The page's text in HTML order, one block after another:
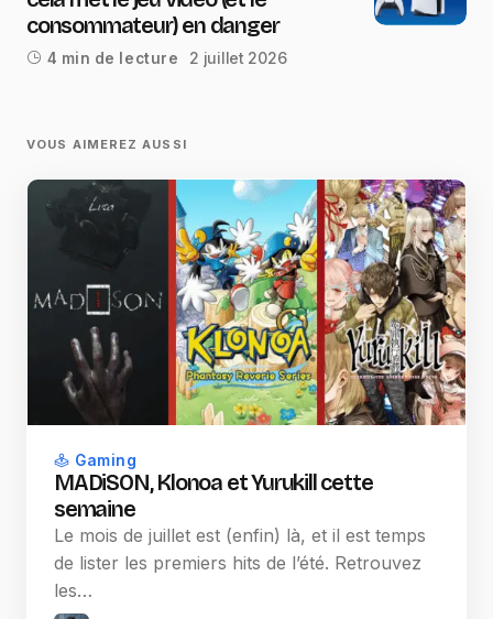
consommateur) en danger
4 min de lecture 2 juillet 2026
VOUS AIMEREZ AUSSI
Gaming
MADiSON, Klonoa et Yurukill cette
semaine
Le mois de juillet est (enfin) là, et il est temps
de lister les premiers hits de l’été. Retrouvez
les…